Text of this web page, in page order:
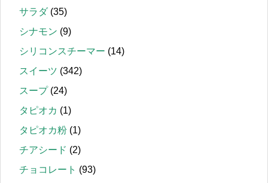
サラダ(35)
シナモン (9)
シリコンスチーマー (14)
スイーツ (342)
スープ(24)
タピオカ (1)
タピオカ粉 (1)
チアシード (2)
チョコレート (93)